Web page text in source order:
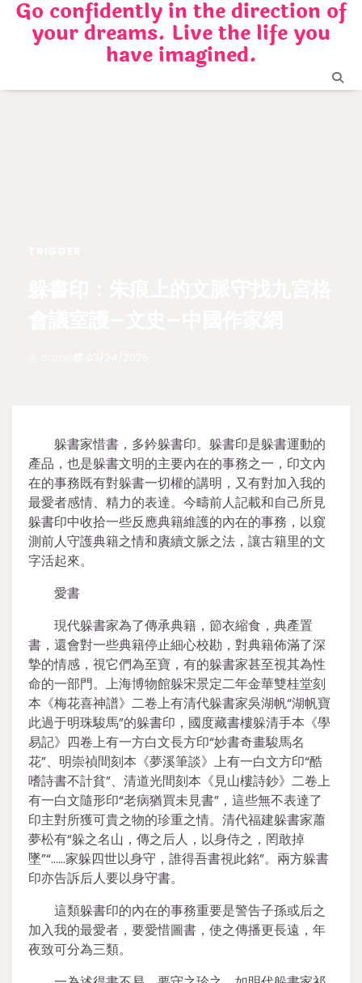
Skip
content
Go confidently in the direction of
your dreams. Live the life you
have imagined.
躲書家惜書，多鈐躲書印。躲書印是躲書運動的
產品，也是躲書文明的主要內在的事務之一，印文內
在的事務既有對躲書一切權的講明，又有對加入我的
最愛者感情、精力的表達。今疇前人記載和自己所見
躲書印中收拾一些反應典籍維護的內在的事務，以窺
測前人守護典籍之情和賡續文脈之法，讓古籍里的文
字活起來。
愛書
現代躲書家為了傳承典籍，節衣縮食，典產置
書，還會對一些典籍停止細心校勘，對典籍佈滿了深
摯的情感，視它們為至寶，有的躲書家甚至視其為性
命的一部門。上海博物館躲宋景定二年金華雙桂堂刻
本《梅花喜神譜》二卷上有清代躲書家吳湖帆“湖帆寶
此過于明珠駿馬”的躲書印，國度藏書樓躲清手本《學
易記》四卷上有一方白文長方印“妙書奇畫駿馬名
花”、明崇禎間刻本《夢溪筆談》上有一白文方印“酷
嗜詩書不計貧”、清道光間刻本《見山樓詩鈔》二卷上
有一白文隨形印“老病猶買未見書”，這些無不表達了
印主對所獲可貴之物的珍重之情。清代福建躲書家蕭
夢松有“躲之名山，傳之后人，以身侍之，罔敢掉
墜”“……家躲四世以身守，誰得吾書視此銘”。兩方躲書
印亦告訴后人要以身守書。
這類躲書印的內在的事務重要是警告子孫或后之
加入我的最愛者，要愛惜圖書，使之傳播更長遠，年
夜致可分為三類。